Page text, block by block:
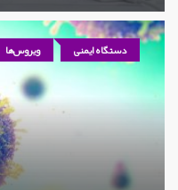
دستگاه ایمنی ویروس‌ها